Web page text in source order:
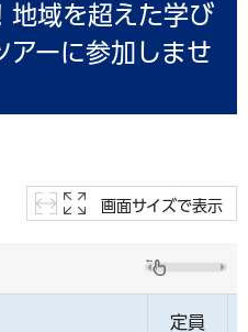
地域を超えた学び
アーに参加しませ
画面サイズで表示
定員